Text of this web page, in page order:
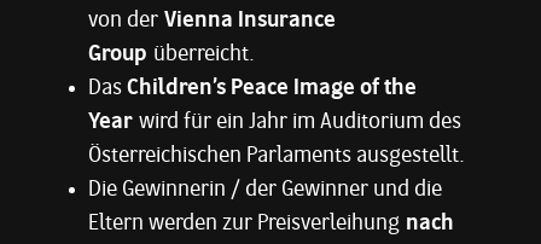
von der Vienna Insurance
Group überreicht.
Das Children’s Peace Image of the
Year wird für ein Jahr im Auditorium des
Österreichischen Parlaments ausgestellt.
Die Gewinnerin / der Gewinner und die
Eltern werden zur Preisverleihung nach